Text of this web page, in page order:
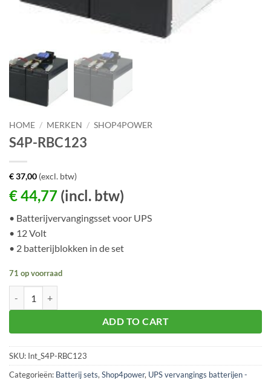
HOME / MERKEN / SHOP4POWER
S4P-RBC123
€37,00 (excl. btw)
€44,77 (incl. btw)
• Batterijvervangingsset voor UPS
• 12 Volt
• 2 batterijblokken in de set
71 op voorraad
ADD TO CART
SKU: Int_S4P-RBC123
Categorieën: Batterij sets, Shop4power, UPS vervangings batterijen -